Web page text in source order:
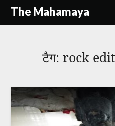
SkipThe Mahamaya
टैग: rock